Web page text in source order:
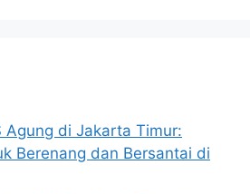
Agung di Jakarta Timur:
Berenang dan Bersantai di